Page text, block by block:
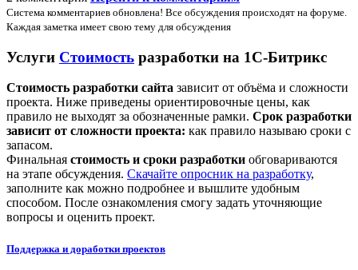
Система комментариев обновлена! Все обсуждения происходят на форуме.
Каждая заметка имеет свою тему для обсуждения
Услуги Стоимость разработки на 1С-Битрикс
Стоимость разработки сайта зависит от объёма и сложности
проекта. Ниже приведены ориентировочные цены, как
правило не выходят за обозначенные рамки. Срок разработки
зависит от сложности проекта: как правило называю сроки с
запасом.
Финальная стоимость и сроки разработки обговариваются
на этапе обсуждения. Скачайте опросник на разработку,
заполните как можно подробнее и вышлите удобным
способом. После ознакомления смогу задать уточняющие
вопросы и оценить проект.
Поддержка и доработки проектов